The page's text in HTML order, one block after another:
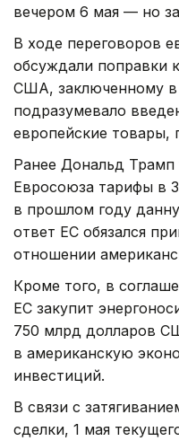
вечером 6 мая — но
В ходе переговоров
обсуждали поправки
США, заключенному в
подразумевало
европейские
Ранее Дональд Трамп
Евросоюза тарифы в
в прошлом году
ответ ЕС обязался
отношении
Кроме того, в
ЕС закупит
750 млрд долларов
в американскую
инвестиций.
В связи с
сделки, 1 мая